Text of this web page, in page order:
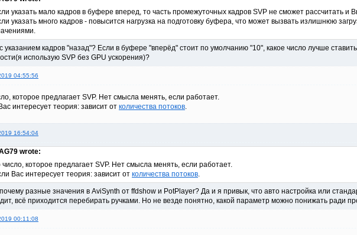
указать мало кадров в буфере вперед, то часть промежуточных кадров SVP не сможет рассчитать
указать много кадров - повысится нагрузка на подготовку буфера, что может вызвать излишнюю
указанием кадров "назад"? Если в буфере "вперёд" стоит по умолчанию "10", какое число лучше
использую SVP без GPU ускорения)?
04:55:56
которое предлагает SVP. Нет смысла менять, если работает.
интересует теория: зависит от количества потоков.
16:54:04
wrote:
число, которое предлагает SVP. Нет смысла менять, если работает.
Вас интересует теория: зависит от количества потоков.
почему разные значения в AviSynth от ffdshow и PotPlayer? Да и я привык, что авто настройка или
всё приходится перебирать ручками. Но не везде понятно, какой параметр можно понижать ради
00:11:08